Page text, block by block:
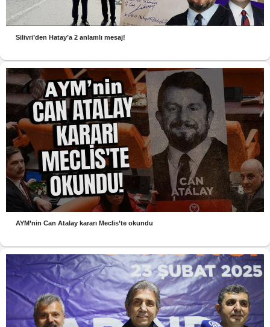
Silivri’den Hatay’a 2 anlamlı mesaj!
AYM’nin Can Atalay kararı Meclis’te okundu